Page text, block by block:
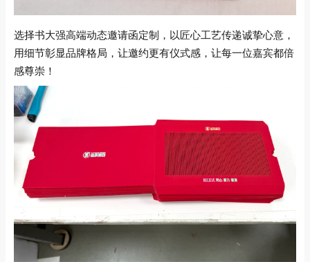
选择书大强高端动态邀请函定制，以匠心工艺传递诚挚心意，
用细节彰显品牌格局，让邀约更有仪式感，让每一位嘉宾都倍
感尊崇！